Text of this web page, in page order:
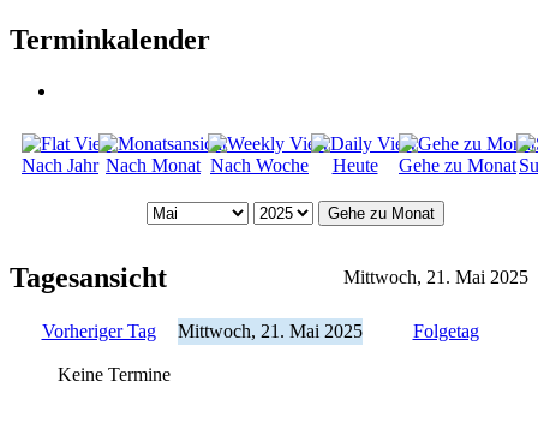
Terminkalender
Nach Jahr Nach Monat Nach Woche Heute Gehe zu Monat
Gehe zu Monat
Tagesansicht Mittwoch, 21. Mai 2025
Vorheriger Tag Mittwoch, 21. Mai 2025 Folgetag
Keine Termine